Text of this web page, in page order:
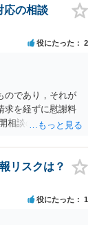
威迫し、偽計を用
にもかかわらず、
を供与し、又は
。 2前項の罪を犯
会をした者は、
応の相談
役にたった 2
のであり，それが
求を経ずに慰謝料
相談の場では回答
リスクは？
役にたった 1